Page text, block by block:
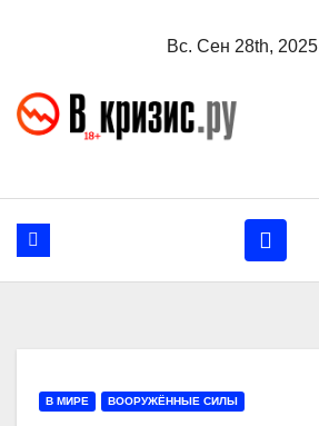
Вс. Сен 28th, 2025
В МИРЕ ВООРУЖЁННЫЕ СИЛЫ